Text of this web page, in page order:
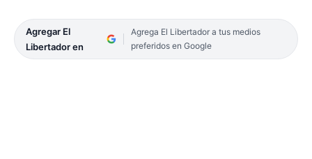
Agregar El
Libertador en
Agrega El Libertador a tus medios
preferidos en Google